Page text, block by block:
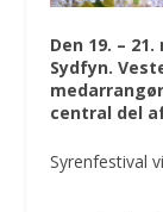
Den 19. –
Sydfyn.
central del
Syrenfestival